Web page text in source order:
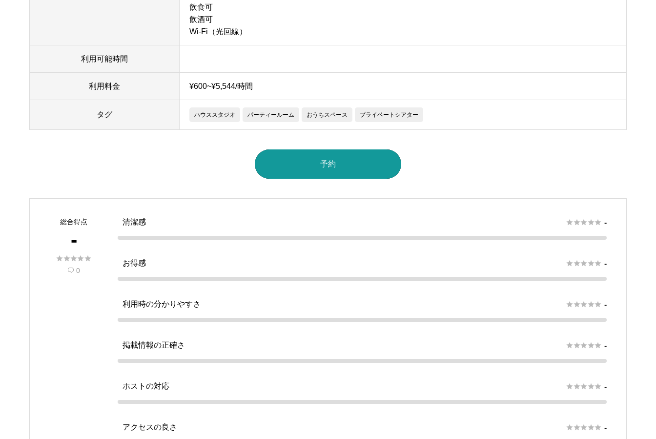
飲食可
飲酒可
Wi-Fi（光回線）
利用可能時間
利用料金 ¥600~¥5,544/時間
タグ ハウススタジオ パーティールーム おうちスペース プライベートシアター
予約
総合得点
-

 0
清潔感  -
お得感  -
利用時の分かりやすさ  -
掲載情報の正確さ  -
ホストの対応  -
アクセスの良さ  -